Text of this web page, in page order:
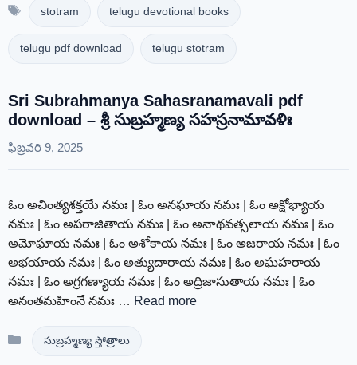
Tagsstotram telugu devotional books
telugu pdf download telugu stotram
Sri Subrahmanya Sahasranamavali pdf
download – శ్రీ సుబ్రహ్మణ్య సహస్రనామావళిః
ఫిబ్రవరి 9, 2025
ఓం అచింత్యశక్తయే నమః | ఓం అనఘాయ నమః | ఓం అక్షోభ్యాయ
నమః | ఓం అపరాజితాయ నమః | ఓం అనాథవత్సలాయ నమః | ఓం
అమోఘాయ నమః | ఓం అశోకాయ నమః | ఓం అజరాయ నమః | ఓం
అభయాయ నమః | ఓం అత్యుదారాయ నమః | ఓం అఘహరాయ
నమః | ఓం అగ్రగణ్యాయ నమః | ఓం అద్రిజాసుతాయ నమః | ఓం
అనంతమహింనే నమః … Read more
Categories
సుబ్రహ్మణ్య స్తోత్రాలు